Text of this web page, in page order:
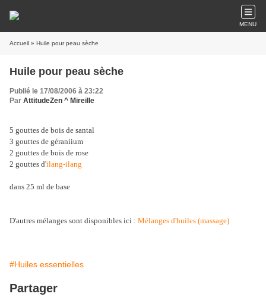
MENU
Accueil » Huile pour peau sèche
Huile pour peau sèche
Publié le 17/08/2006 à 23:22
Par AttitudeZen ^ Mireille
5 gouttes de bois de santal
3 gouttes de géraniium
2 gouttes de bois de rose
2 gouttes d'ilang-ilang
dans 25 ml de base
D'autres mélanges sont disponibles ici : Mélanges d'huiles (massage)
#Huiles essentielles
Partager